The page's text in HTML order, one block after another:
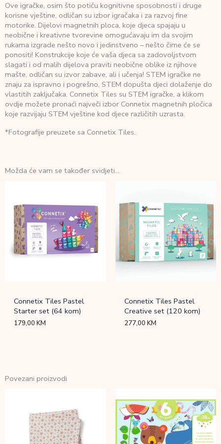
Ove igračke, osim što potiču kognitivne sposobnosti i druge
korisne vještine, odličan su izbor igračaka i za razvoj fine
motorike. Dijelovi magnetnih ploca, koje djeca spajaju u
neobične i kreativne tvorevine omogućavaju im da svojim
rukama izgrade nešto novo i jedinstveno – nešto čime će se
ponositi! Konstrukcije koje će vaša djeca sa zadovoljstvom
slagati i od malih dijelova praviti neobične oblike iz njihove
mašte, odličan su izvor zabave, ali i učenja! STEM igračke ne
znaju za ispravno i pogrešno, STEM dopušta djeci dolaženje do
vlastitih zaključaka. Connetix Tiles su STEM igračke, a klikom
ovdje možete pronaći največi izbor Connetix magnetnih pločica
koje razvijaju STEM vještine kod djece različitih uzrasta.
*Fotografije preuzete sa Connetix Tiles.
Možda će vam se također svidjeti…
Connetix Tiles Pastel
Starter set (64 kom)
179,00KM
Connetix Tiles Pastel
Creative set (120 kom)
277,00KM
Povezani proizvodi